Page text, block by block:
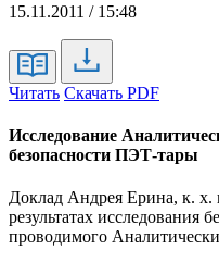
15.11.2011 / 15:48
Читать Скачать PDF
Исследование
безопасности ПЭТ-тары
Доклад Андрея Ерина, к.
результатах исследования
проводимого